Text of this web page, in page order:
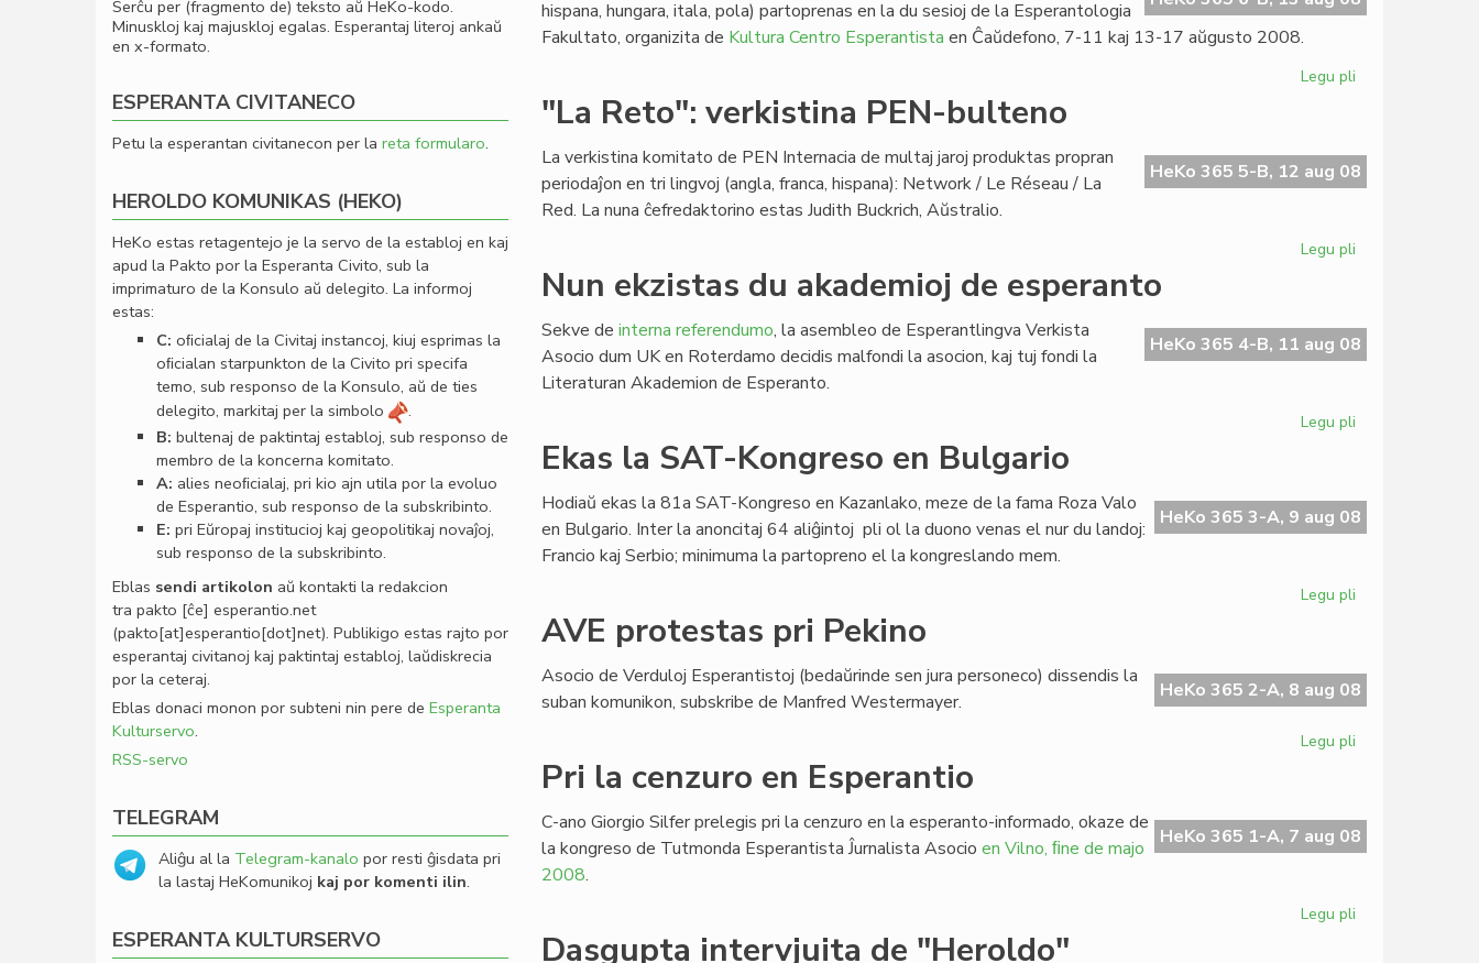
hispana, hungara, itala, pola) partoprenas en la du sesioj de la Esperantologia
Fakultato, organizita de Kultura Centro Esperantista en Ĉaŭdefono, 7-11 kaj 13-17 aŭgusto 2008.
Legu pli
Fakultato
"La Reto": verkistina PEN-bulteno
HeKo 365 5-B, 12 aug 08
La verkistina komitato de PEN Internacia de multaj jaroj produktas propran
periodaĵon en tri lingvoj (angla, franca, hispana): Network / Le Réseau / La
Red. La nuna ĉefredaktorino estas Judith Buckrich, Aŭstralio.
Legu pli
PEN-
bulteno
Nun ekzistas du akademioj de esperanto
HeKo 365 4-B, 11 aug 08
Sekve de interna referendumo, la asembleo de Esperantlingva Verkista
Asocio dum UK en Roterdamo decidis malfondi la asocion, kaj tuj fondi la
Literaturan Akademion de Esperanto.
Legu pli
akademioj
de
Ekas la SAT-Kongreso en Bulgario
HeKo 365 3-A, 9 aug 08
Hodiaŭ ekas la 81a SAT-Kongreso en Kazanlako, meze de la fama Roza Valo
en Bulgario. Inter la anoncitaj 64 aliĝintoj pli ol la duono venas el nur du landoj:
Francio kaj Serbio; minimuma la partopreno el la kongreslando mem.
Legu pli
Kongreso
en
AVE protestas pri Pekino
HeKo 365 2-A, 8 aug 08
Asocio de Verduloj Esperantistoj (bedaŭrinde sen jura personeco) dissendis la
suban komunikon, subskribe de Manfred Westermayer.
Legu pli
Pekino
Pri la cenzuro en Esperantio
HeKo 365 1-A, 7 aug 08
C-ano Giorgio Silfer prelegis pri la cenzuro en la esperanto-informado, okaze de
la kongreso de Tutmonda Esperantista Ĵurnalista Asocio en Vilno, ﬁne de majo
2008.
Legu pli
Dasgupta intervjuita de "Heroldo"
Serĉu per (fragmento de) teksto aŭ HeKo-kodo.
Minuskloj kaj majuskloj egalas. Esperantaj literoj ankaŭ
en x-formato.
ESPERANTA CIVITANECO
Petu la esperantan civitanecon per la reta formularo.
HEROLDO KOMUNIKAS (HEKO)
HeKo estas retagentejo je la servo de la establoj en kaj
apud la Pakto por la Esperanta Civito, sub la
imprimaturo de la Konsulo aŭ delegito. La informoj
estas:
C: oﬁcialaj de la Civitaj instancoj, kiuj esprimas la
oﬁcialan starpunkton de la Civito pri specifa
temo, sub responso de la Konsulo, aŭ de ties
delegito, markitaj per la simbolo
.
B: bultenaj de paktintaj establoj, sub responso de
membro de la koncerna komitato.
A: alies neoﬁcialaj, pri kio ajn utila por la evoluo
de Esperantio, sub responso de la subskribinto.
E: pri Eŭropaj institucioj kaj geopolitikaj novaĵoj,
sub responso de la subskribinto.
Eblas sendi artikolon aŭ kontakti la redakcion
tra pakto [ĉe] esperantio.net
(pakto[at]esperantio[dot]net). Publikigo estas rajto por
esperantaj civitanoj kaj paktintaj establoj, laŭdiskrecia
por la ceteraj.
Eblas donaci monon por subteni nin pere de Esperanta
Kulturservo.
RSS-servo
TELEGRAM
Aliĝu al la Telegram-kanalo por resti ĝisdata pri
la lastaj HeKomunikoj kaj por komenti ilin.
ESPERANTA KULTURSERVO